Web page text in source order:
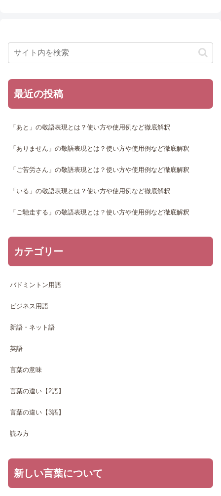
最近の投稿
「あと」の敬語表現とは？使い方や使用例など徹底解釈
「ありません」の敬語表現とは？使い方や使用例など徹底解釈
「ご苦労さん」の敬語表現とは？使い方や使用例など徹底解釈
「いる」の敬語表現とは？使い方や使用例など徹底解釈
「ご馳走する」の敬語表現とは？使い方や使用例など徹底解釈
カテゴリー
バドミントン用語
ビジネス用語
新語・ネット語
英語
言葉の意味
言葉の違い【2語】
言葉の違い【3語】
読み方
新しい言葉について